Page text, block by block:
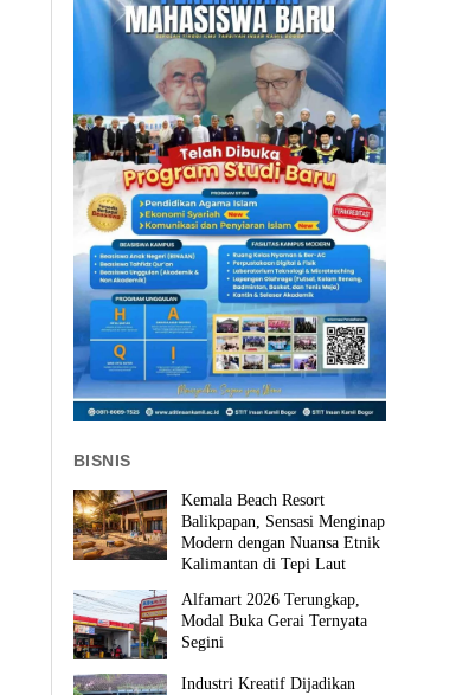
BISNIS
Kemala Beach Resort
Balikpapan, Sensasi Menginap
Modern dengan Nuansa Etnik
Kalimantan di Tepi Laut
Alfamart 2026 Terungkap,
Modal Buka Gerai Ternyata
Segini
Industri Kreatif Dijadikan